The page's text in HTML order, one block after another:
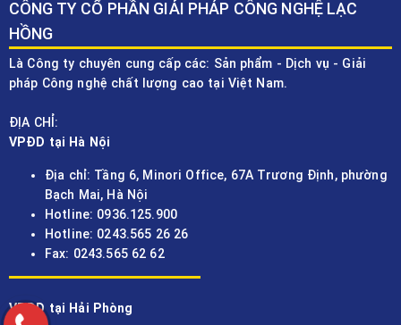
CÔNG TY CỔ PHẦN GIẢI PHÁP CÔNG NGHỆ LẠC
HỒNG
Là Công ty chuyên cung cấp các: Sản phẩm - Dịch vụ - Giải
pháp Công nghệ chất lượng cao tại Việt Nam.
ĐỊA CHỈ:
VPĐD tại Hà Nội
Địa chỉ: Tầng 6, Minori Office, 67A Trương Định, phường
Bạch Mai, Hà Nội
Hotline: 0936.125.900
Hotline: 0243.565 26 26
Fax: 0243.565 62 62
VPĐD tại Hải Phòng